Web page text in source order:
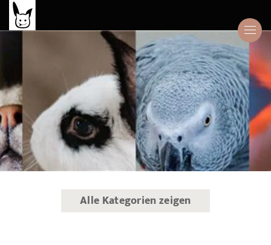
Alle Kategorien zeigen